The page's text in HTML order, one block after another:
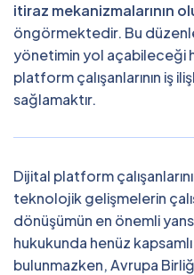
itiraz mekanizmalarının
öngörmektedir. Bu
yönetimin yol açabileceği
platform çalışanlarının iş
sağlamaktır.
Dijital platform
teknolojik gelişmelerin
dönüşümün en önemli
hukukunda henüz
bulunmazken, Avrupa